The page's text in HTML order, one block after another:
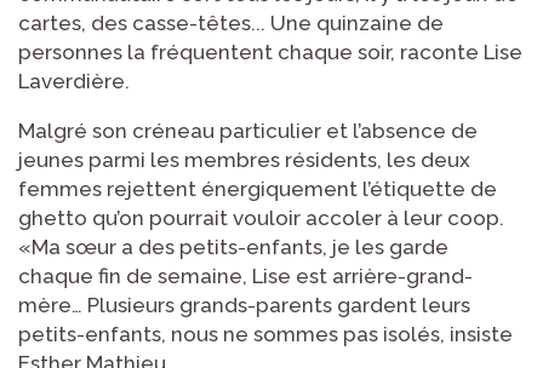
cartes, des casse-têtes... Une quinzaine de
personnes la fréquentent chaque soir, raconte Lise
Laverdière.
Malgré son créneau particulier et l’absence de
jeunes parmi les membres résidents, les deux
femmes rejettent énergiquement l’étiquette de
ghetto qu’on pourrait vouloir accoler à leur coop.
«Ma sœur a des petits-enfants, je les garde
chaque fin de semaine, Lise est arrière-grand-
mère… Plusieurs grands-parents gardent leurs
petits-enfants, nous ne sommes pas isolés, insiste